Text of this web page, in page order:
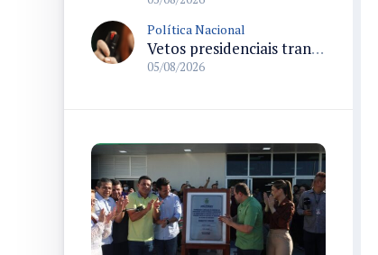
Política Nacional
Vetos presidenciais trancam a pauta do Congresso com 87 itens pendentes e incluem trechos do Orçamento de 2026
05/08/2026